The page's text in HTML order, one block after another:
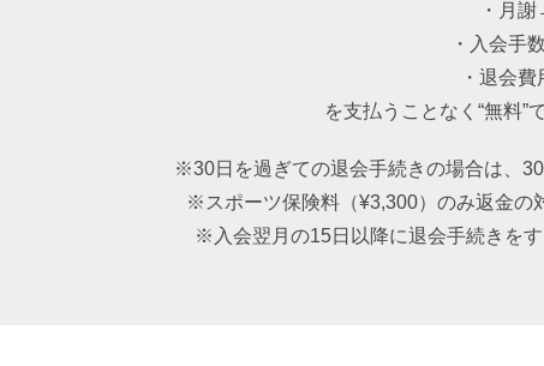
・月
・入会手
・退会
を支払うことなく“無料”
※30日を過ぎての退会手続きの場合は、
※スポーツ保険料（¥3,300）のみ返金の
※入会翌月の15日以降に退会手続きを